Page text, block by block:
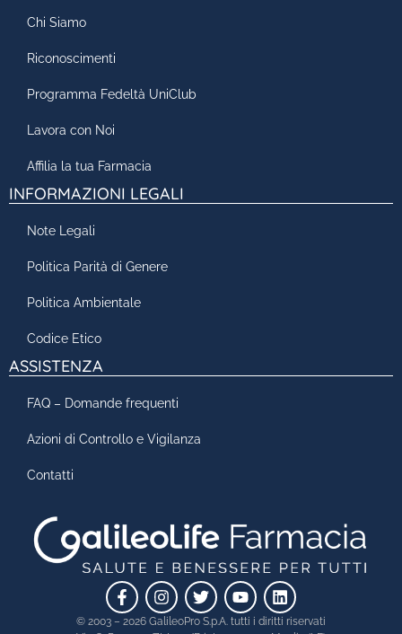
© 2003 – 2026 GalileoPro S.p.A. tutti i diritti riservati
Chi Siamo
Riconoscimenti
Programma Fedeltà UniClub
Lavora con Noi
Affilia la tua Farmacia
INFORMAZIONI LEGALI
Note Legali
Politica Parità di Genere
Politica Ambientale
Codice Etico
ASSISTENZA
FAQ – Domande frequenti
Azioni di Controllo e Vigilanza
Contatti